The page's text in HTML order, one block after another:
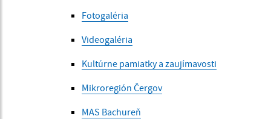
Fotogaléria
Videogaléria
Kultúrne pamiatky a zaujímavosti
Mikroregión Čergov
MAS Bachureň